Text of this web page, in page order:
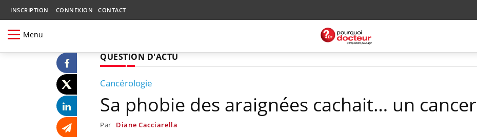
INSCRIPTION CONNEXION CONTACT
Menu
QUESTION D'ACTU
Cancérologie
Sa phobie des araignées cachait… un cancer
Par Diane Cacciarella